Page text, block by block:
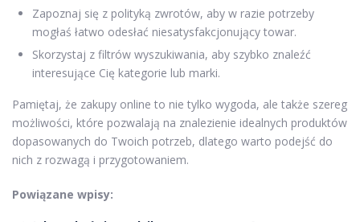
Zapoznaj się z polityką zwrotów, aby w razie potrzeby
mogłaś łatwo odesłać niesatysfakcjonujący towar.
Skorzystaj z filtrów wyszukiwania, aby szybko znaleźć
interesujące Cię kategorie lub marki.
Pamiętaj, że zakupy online to nie tylko wygoda, ale także szereg
możliwości, które pozwalają na znalezienie idealnych produktów
dopasowanych do Twoich potrzeb, dlatego warto podejść do
nich z rozwagą i przygotowaniem.
Powiązane wpisy: